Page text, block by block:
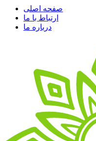
صفحه اصلی
ارتباط با ما
درباره ما